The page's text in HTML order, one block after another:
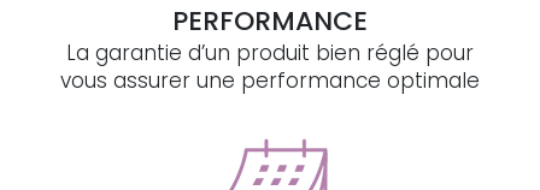
PERFORMANCE
La garantie d’un produit bien réglé pour
vous assurer une performance optimale